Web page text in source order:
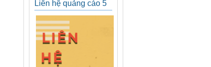
Liên hệ quảng cáo 5